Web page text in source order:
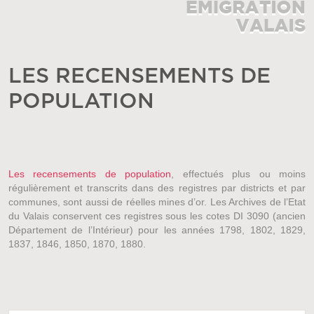
LES RECENSEMENTS DE
POPULATION
Les recensements de population , effectués plus ou moins
régulièrement et transcrits dans des registres par districts et par
communes, sont aussi de réelles mines d’or. Les Archives de l’Etat
du Valais conservent ces registres sous les cotes DI 3090 (ancien
Département de l’Intérieur) pour les années 1798, 1802, 1829,
1837, 1846, 1850, 1870, 1880.